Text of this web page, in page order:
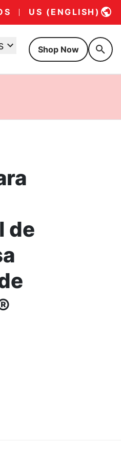
US (ENGLISH)
Shop Now
de
real de res y bisonte